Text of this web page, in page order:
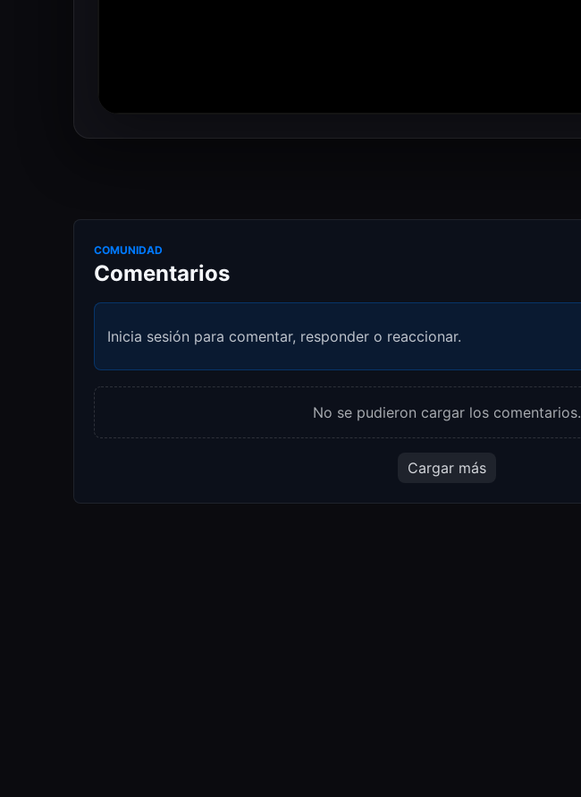
COMUNIDAD
Comentarios
Inicia sesión para comentar, responder o reaccionar.
No se pudieron cargar los comentarios.
Cargar más